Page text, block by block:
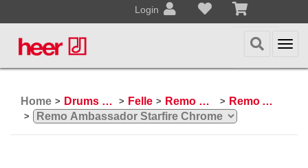
Login
Home > Drums & Percussion > Felle > Remo Schlagzeugfelle > Remo Ambassador
>